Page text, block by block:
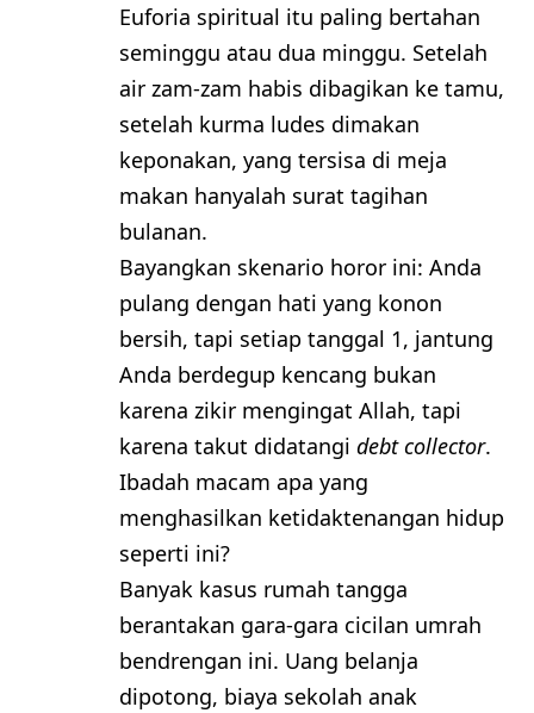
Euforia spiritual itu paling bertahan
seminggu atau dua minggu. Setelah
air zam-zam habis dibagikan ke tamu,
setelah kurma ludes dimakan
keponakan, yang tersisa di meja
makan hanyalah surat tagihan
bulanan.
​Bayangkan skenario horor ini: Anda
pulang dengan hati yang konon
bersih, tapi setiap tanggal 1, jantung
Anda berdegup kencang bukan
karena zikir mengingat Allah, tapi
karena takut didatangi debt collector.
Ibadah macam apa yang
menghasilkan ketidaktenangan hidup
seperti ini?
​Banyak kasus rumah tangga
berantakan gara-gara cicilan umrah
bendrengan ini. Uang belanja
dipotong, biaya sekolah anak